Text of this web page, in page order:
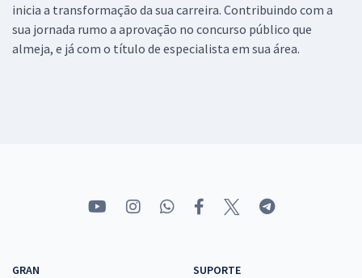
inicia a transformação da sua carreira. Contribuindo com a
sua jornada rumo a aprovação no concurso público que
almeja, e já com o título de especialista em sua área.
GRAN
SUPORTE